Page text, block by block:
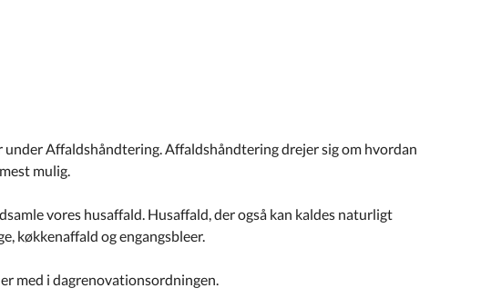
Affaldshåndtering. Affaldshåndtering drejer sig om hvordan
mulig.
vores husaffald. Husaffald, der også kan kaldes naturligt
køkkenaffald og engangsbleer.
med i dagrenovationsordningen.